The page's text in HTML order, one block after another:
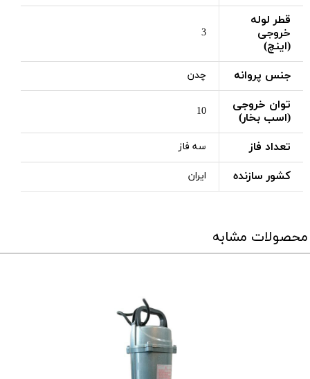
قطر لوله
خروجی
(اینچ)
3
جنس پروانه چدن
توان خروجی
(اسب بخار)
10
تعداد فاز سه فاز
کشور سازنده ایران
محصولات مشابه